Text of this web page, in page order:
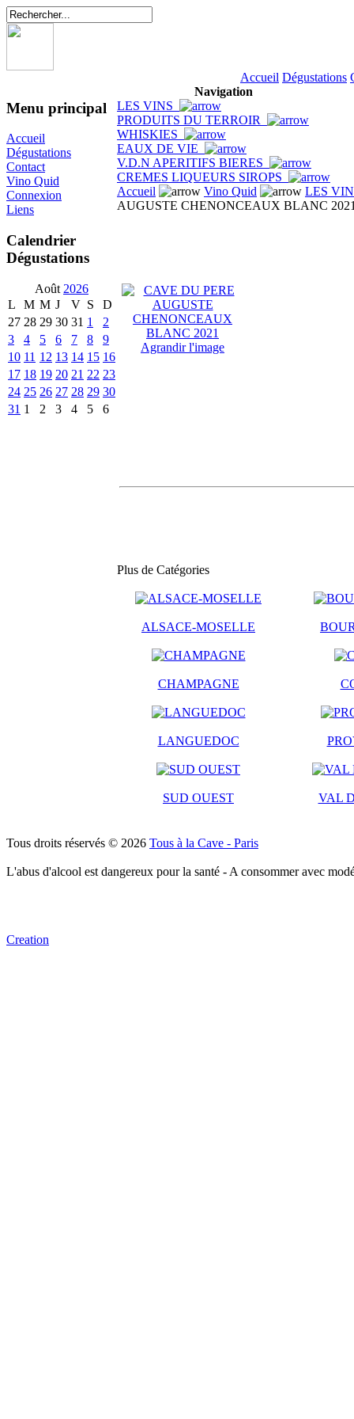
Accueil Dégustations
Menu principal
Accueil
Dégustations
Contact
Vino Quid
Connexion
Liens
Calendrier
Dégustations
Août 2026
L
M M J V S
D
27 28 29 30 31 1
2
3
4 5 6 7 8
9
10 11 12 13 14 15 16
17 18 19 20 21 22 23
24 25 26 27 28 29 30
31 1 2 3 4 5 6
Navigation
LES VINS
PRODUITS DU TERROIR
WHISKIES
EAUX DE VIE
V.D.N APERITIFS BIERES
CREMES LIQUEURS SIROPS
Accueil
Vino Quid
LES
AUGUSTE CHENONCEAUX BLANC
Agrandir l'image
Plus de Catégories
ALSACE-MOSELLE
CHAMPAGNE
LANGUEDOC
SUD OUEST VAL
Tous droits réservés © 2026 Tous à la Cave - Paris
L'abus d'alcool est dangereux pour la santé - A consommer avec
Creation